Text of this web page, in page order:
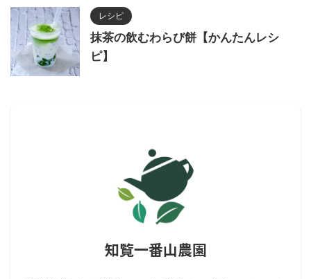
レシピ
抹茶の飲むわらび餅【かんたんレシ
ピ】
知覧一番山農園